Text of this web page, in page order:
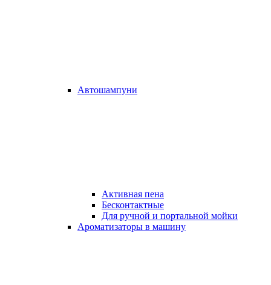
Автошампуни
Активная пена
Бесконтактные
Для ручной и портальной мойки
Ароматизаторы в машину